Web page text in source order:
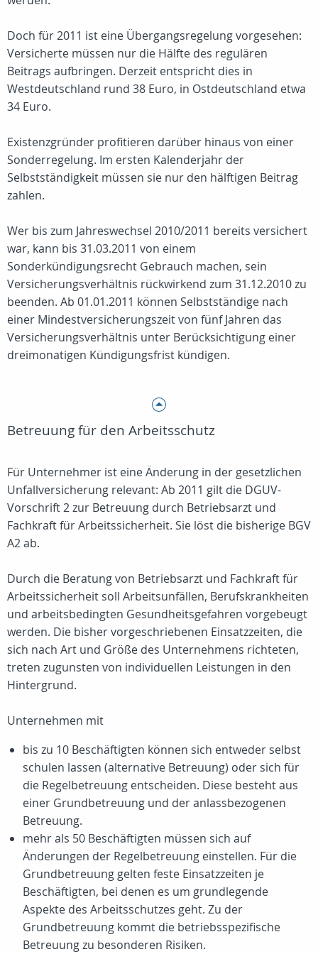
Doch für 2011 ist eine Übergangsregelung vorgesehen:
Versicherte müssen nur die Hälfte des regulären
Beitrags aufbringen. Derzeit entspricht dies in
Westdeutschland rund 38 Euro, in Ostdeutschland etwa
34 Euro.
Existenzgründer profitieren darüber hinaus von einer
Sonderregelung. Im ersten Kalenderjahr der
Selbstständigkeit müssen sie nur den hälftigen Beitrag
zahlen.
Wer bis zum Jahreswechsel 2010/2011 bereits versichert
war, kann bis 31.03.2011 von einem
Sonderkündigungsrecht Gebrauch machen, sein
Versicherungsverhältnis rückwirkend zum 31.12.2010 zu
beenden. Ab 01.01.2011 können Selbstständige nach
einer Mindestversicherungszeit von fünf Jahren das
Versicherungsverhältnis unter Berücksichtigung einer
dreimonatigen Kündigungsfrist kündigen.
Betreuung für den Arbeitsschutz
Für Unternehmer ist eine Änderung in der gesetzlichen
Unfallversicherung relevant: Ab 2011 gilt die DGUV-
Vorschrift 2 zur Betreuung durch Betriebsarzt und
Fachkraft für Arbeitssicherheit. Sie löst die bisherige BGV
A2 ab.
Durch die Beratung von Betriebsarzt und Fachkraft für
Arbeitssicherheit soll Arbeitsunfällen, Berufskrankheiten
und arbeitsbedingten Gesundheitsgefahren vorgebeugt
werden. Die bisher vorgeschriebenen Einsatzzeiten, die
sich nach Art und Größe des Unternehmens richteten,
treten zugunsten von individuellen Leistungen in den
Hintergrund.
Unternehmen mit
bis zu 10 Beschäftigten können sich entweder selbst
schulen lassen (alternative Betreuung) oder sich für
die Regelbetreuung entscheiden. Diese besteht aus
einer Grundbetreuung und der anlassbezogenen
Betreuung.
mehr als 50 Beschäftigten müssen sich auf
Änderungen der Regelbetreuung einstellen. Für die
Grundbetreuung gelten feste Einsatzzeiten je
Beschäftigten, bei denen es um grundlegende
Aspekte des Arbeitsschutzes geht. Zu der
Grundbetreuung kommt die betriebsspezifische
Betreuung zu besonderen Risiken.